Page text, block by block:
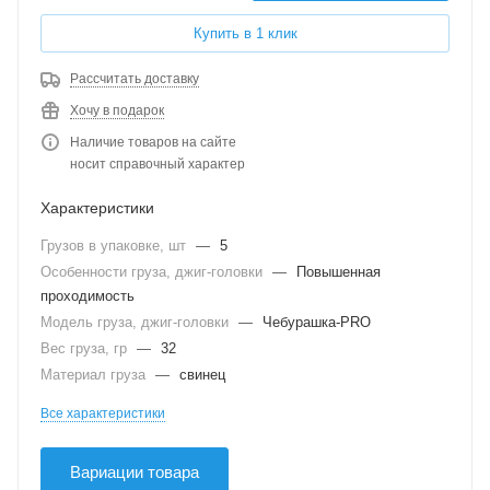
Купить в 1 клик
Рассчитать доставку
Хочу в подарок
Наличие товаров на сайте
носит справочный характер
Характеристики
Грузов в упаковке, шт — 5
Особенности груза, джиг-головки —
Повышенная
проходимость
Модель груза, джиг-головки —
Чебурашка-PRO
Вес груза, гр — 32
Материал груза — свинец
Все характеристики
Вариации товара